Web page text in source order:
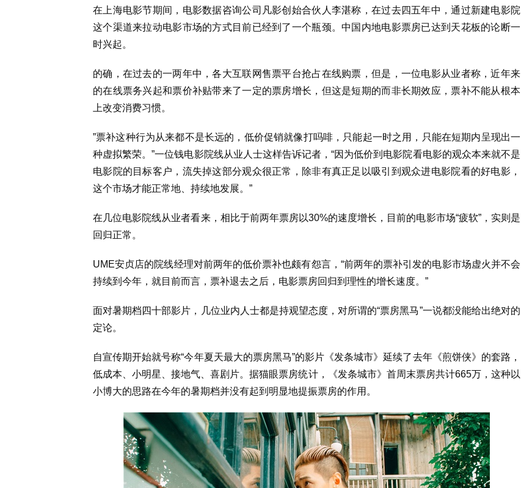
在上海电影节期间，电影数据咨询公司凡影创始合伙人李湛称，在过去四五年中，通过新建电影院
这个渠道来拉动电影市场的方式目前已经到了一个瓶颈。中国内地电影票房已达到天花板的论断一
时兴起。
的确，在过去的一两年中，各大互联网售票平台抢占在线购票，但是，一位电影从业者称，近年来
的在线票务兴起和票价补贴带来了一定的票房增长，但这是短期的而非长期效应，票补不能从根本
上改变消费习惯。
”票补这种行为从来都不是长远的，低价促销就像打吗啡，只能起一时之用，只能在短期内呈现出一
种虚拟繁荣。”一位钱电影院线从业人士这样告诉记者，“因为低价到电影院看电影的观众本来就不是
电影院的目标客户，流失掉这部分观众很正常，除非有真正足以吸引到观众进电影院看的好电影，
这个市场才能正常地、持续地发展。”
在几位电影院线从业者看来，相比于前两年票房以30%的速度增长，目前的电影市场“疲软”，实则是
回归正常。
UME安贞店的院线经理对前两年的低价票补也颇有怨言，“前两年的票补引发的电影市场虚火并不会
持续到今年，就目前而言，票补退去之后，电影票房回归到理性的增长速度。”
面对暑期档四十部影片，几位业内人士都是持观望态度，对所谓的“票房黑马”一说都没能给出绝对的
定论。
自宣传期开始就号称“今年夏天最大的票房黑马”的影片《发条城市》延续了去年《煎饼侠》的套路，
低成本、小明星、接地气、喜剧片。据猫眼票房统计，《发条城市》首周末票房共计665万，这种以
小博大的思路在今年的暑期档并没有起到明显地提振票房的作用。